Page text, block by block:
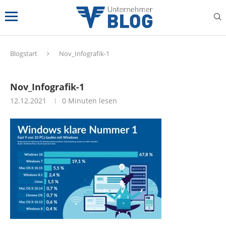
Blogstart Nov_Infografik-1
Nov_Infografik-1
12.12.2021 0 Minuten lesen